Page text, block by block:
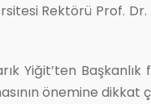
Rektörü Prof.
Yiğit’ten
önemine dikkat